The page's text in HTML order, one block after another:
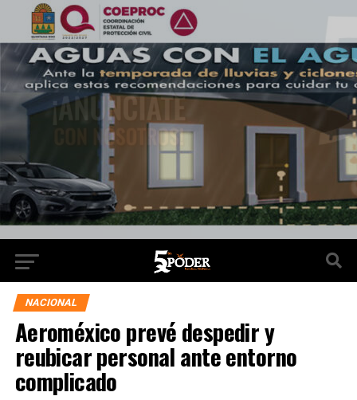
NACIONAL
Aeroméxico prevé despedir y
reubicar personal ante entorno
complicado